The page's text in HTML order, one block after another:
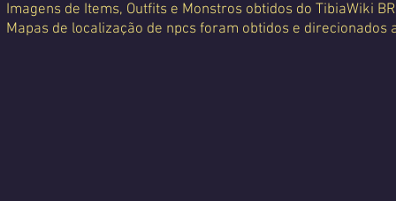
Imagens de Items, Outfits e Monstros obtidos do TibiaWiki
Mapas de localização de npcs foram obtidos e direcionados